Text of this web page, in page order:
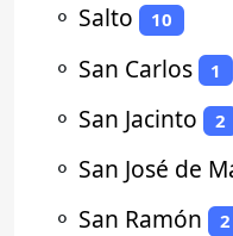
⚬ Salto 10
⚬ San Carlos 1
⚬ San Jacinto 2
⚬ San José de
⚬ San Ramón 2